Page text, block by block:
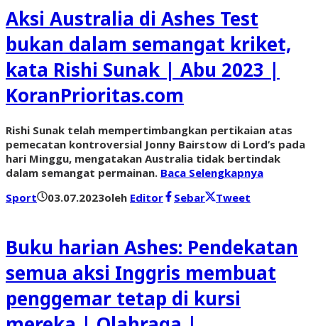
Aksi Australia di Ashes Test
bukan dalam semangat kriket,
kata Rishi Sunak | Abu 2023 |
KoranPrioritas.com
Rishi Sunak telah mempertimbangkan pertikaian atas
pemecatan kontroversial Jonny Bairstow di Lord’s pada
hari Minggu, mengatakan Australia tidak bertindak
dalam semangat permainan. Baca Selengkapnya
Sport
03.07.2023oleh Editor Sebar Tweet
Buku harian Ashes: Pendekatan
semua aksi Inggris membuat
penggemar tetap di kursi